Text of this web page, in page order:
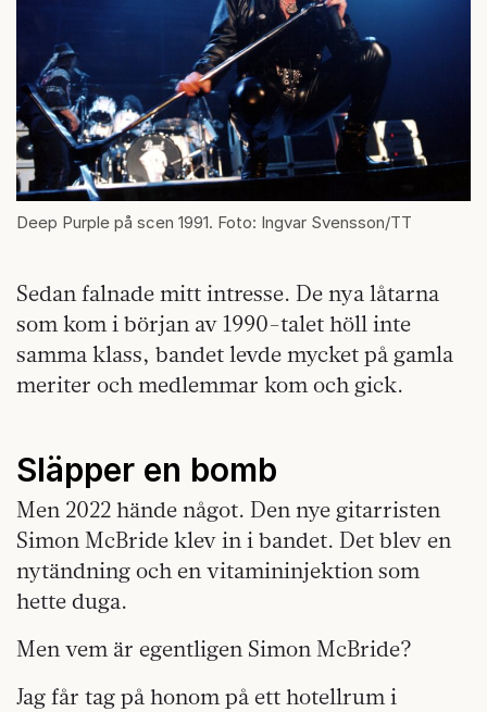
Deep Purple på scen 1991. Foto: Ingvar Svensson/TT
Sedan falnade mitt intresse. De nya låtarna
som kom i början av 1990-talet höll inte
samma klass, bandet levde mycket på gamla
meriter och medlemmar kom och gick.
Släpper en bomb
Men 2022 hände något. Den nye gitarristen
Simon McBride klev in i bandet. Det blev en
nytändning och en vitamininjektion som
hette duga.
Men vem är egentligen Simon McBride?
Jag får tag på honom på ett hotellrum i